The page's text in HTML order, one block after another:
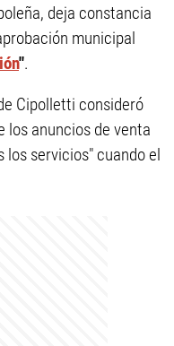
deja constancia
municipal
".
Cipolletti consideró
los anuncios de venta
los servicios" cuando el